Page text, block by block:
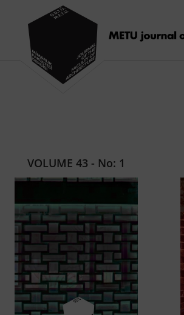
VOLUME 43 - No: 1